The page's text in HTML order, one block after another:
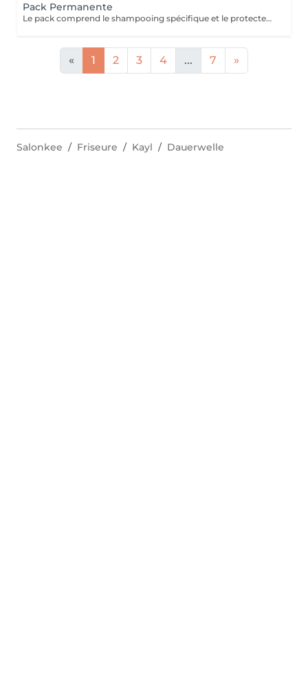
Pack Permanente
Le pack comprend le shampooing spécifique et le protecteur REDKEN , la permanente avec les produits LOREAL PROFESSIONNEL , le conditionneur REDKEN , le séchage et les produits de styling REDKEN Option Coupe : la coupe IGORANCE (finition sur cheveux secs), le séchage et les produits de styling REDKEN. * Tarifs à titre indicatifs à confirmer après la consultation personnalisée établit auprès de votre coiffeur/stylist/spécialiste * La direction se réserve le droit d’apporter des modifications pour le bon fonctionnement du salon
« 1 2 3 4 ... 7 »
Salonkee Friseure Kayl Dauerwelle